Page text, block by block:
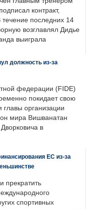
контракт,
течение последних 14
возглавлял Дидье
выиграла
должность из-за
федерации (FIDE)
покидает свою
главы организации
мира Вишванатан
в
ЕС из-за
прекратить
спортивных